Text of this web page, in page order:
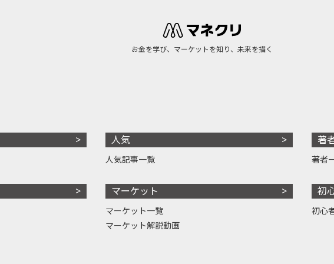
お金を学び、マーケットを知り、未来を描く
人気
人気記事一覧
マーケット
マーケット一覧
マーケット解説動画
著
著者
初
初心